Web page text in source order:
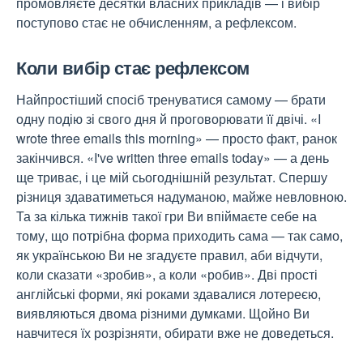
поступово стає не обчисленням, а рефлексом.
Коли вибір стає рефлексом
Найпростіший спосіб тренуватися самому — брати
одну подію зі свого дня й проговорювати її двічі. «I
wrote three emails this morning» — просто факт, ранок
закінчився. «I've written three emails today» — а день
ще триває, і це мій сьогоднішній результат. Спершу
різниця здаватиметься надуманою, майже невловною.
Та за кілька тижнів такої гри Ви впіймаєте себе на
тому, що потрібна форма приходить сама — так само,
як українською Ви не згадуєте правил, аби відчути,
коли сказати «зробив», а коли «робив». Дві прості
англійські форми, які роками здавалися лотереєю,
виявляються двома різними думками. Щойно Ви
навчитеся їх розрізняти, обирати вже не доведеться.